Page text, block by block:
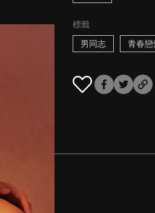
標籤
男同志
青春戀